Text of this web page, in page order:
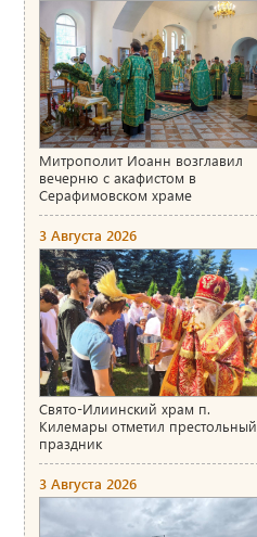
Митрополит Иоанн возглавил
вечерню с акафистом в
Серафимовском храме
3 Августа 2026
Свято-Илиинский храм п.
Килемары отметил престольный
праздник
3 Августа 2026